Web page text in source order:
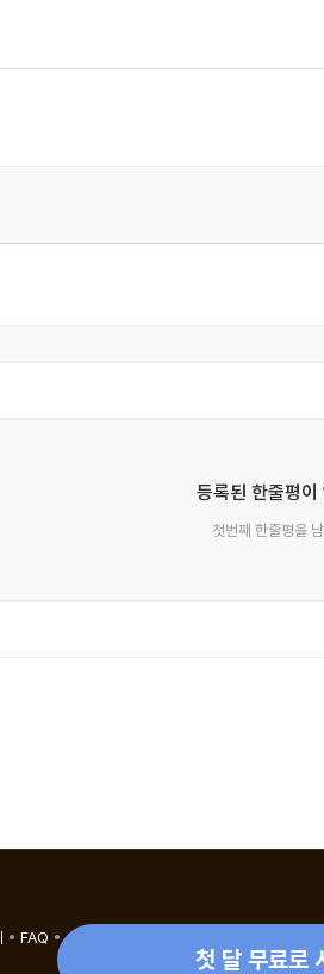
등록된 한줄평이
첫번째 한줄평을
첫 달 무료로
FAQ eBook 1:1 문의/채팅상담